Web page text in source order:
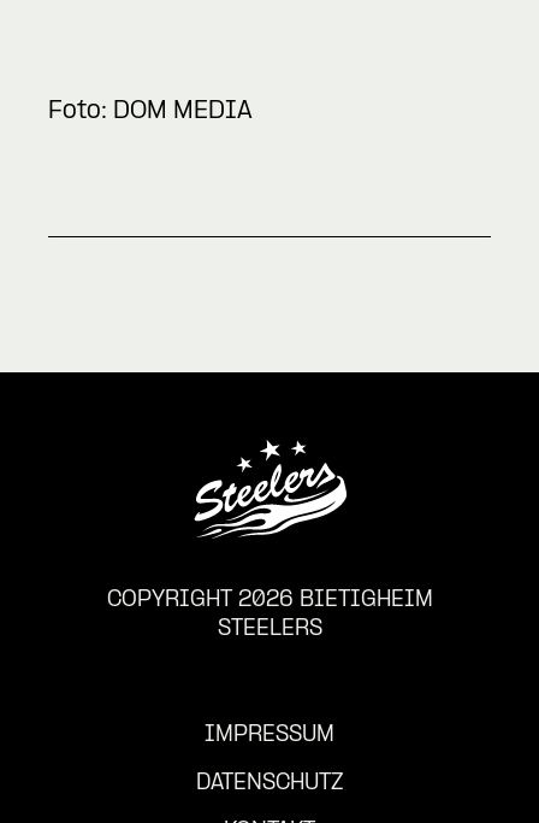
Foto: DOM MEDIA
COPYRIGHT 2026 BIETIGHEIM
STEELERS
IMPRESSUM
DATENSCHUTZ